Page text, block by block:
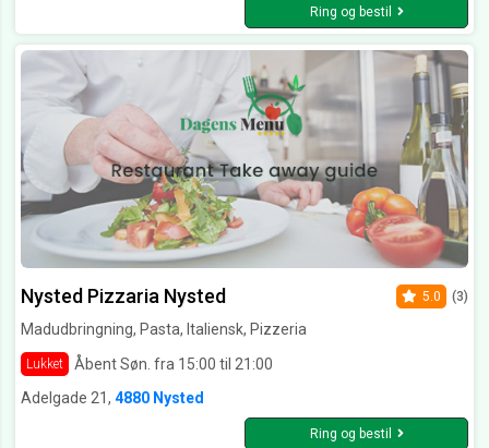
Ring og bestil
Nysted Pizzaria Nysted
Madudbringning, Pasta, Italiensk, Pizzeria
Lukket Åbent Søn. fra 15:00 til 21:00
5.0 (3)
Adelgade 21, 4880 Nysted
Ring og bestil